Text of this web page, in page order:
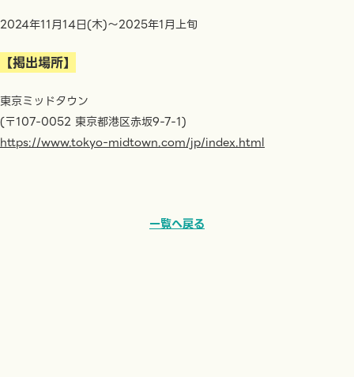
2024年11月14日(木)～2025年1月上旬
【掲出場所】
東京ミッドタウン
(〒107-0052 東京都港区赤坂9-7-1)
https://www.tokyo-midtown.com/jp/index.html
一覧へ戻る